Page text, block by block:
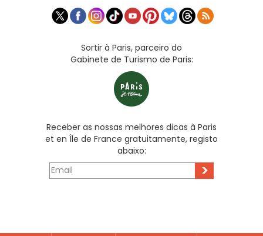
Sortir à Paris, parceiro do
Gabinete de Turismo de Paris:
Receber as nossas melhores dicas à Paris
et en Île de France gratuitamente, registo
abaixo:
>